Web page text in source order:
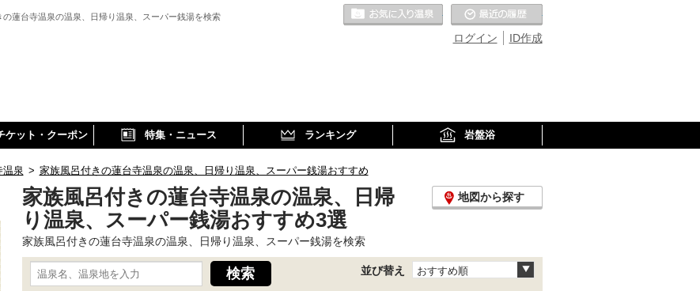
の蓮台寺温泉の温泉、日帰り温泉、スーパー銭湯を検索
ID作成
ログイン
お気に入りの温泉
ケット・クーポン 特集・ニュース ランキング 岩盤浴
温泉 > 家族風呂付きの蓮台寺温泉の温泉、日帰り温泉、スーパー銭湯おすすめ
家族風呂付きの蓮台寺温泉の温泉、日帰
り温泉、スーパー銭湯おすすめ3選
地図から探す
家族風呂付きの蓮台寺温泉の温泉、日帰り温泉、スーパー銭湯を検索
並び替え おすすめ順